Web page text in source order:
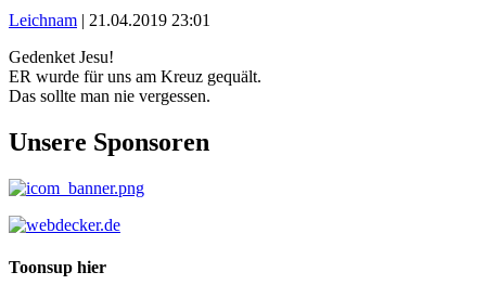
Leichnam | 21.04.2019 23:01
Gedenket Jesu!
ER wurde für uns am Kreuz gequält.
Das sollte man nie vergessen.
Unsere Sponsoren
Toonsup hier